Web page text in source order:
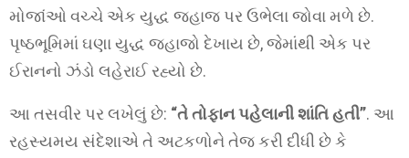
મોજાંઓ વચ્ચે એક યુદ્ધ જહાજ પર ઉભેલા જોવા મળે છે.
પૃષ્ઠભૂમિમાં ઘણા યુદ્ધ જહાજો દેખાય છે, જેમાંથી એક પર
ઈરાનનો ઝંડો લહેરાઈ રહ્યો છે.
આ તસવીર પર લખેલું છે: “તે તોફાન પહેલાની શાંતિ હતી”. આ
રહસ્યમય સંદેશાએ તે અટકળોને તેજ કરી દીધી છે કે